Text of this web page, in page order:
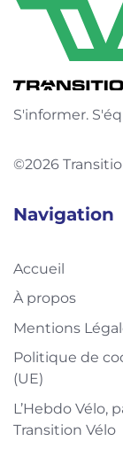
S'informer.
©2026
Navigation
Accueil
À propos
Mentions
Politique de
(UE)
L’Hebdo Vélo,
Transition Vélo